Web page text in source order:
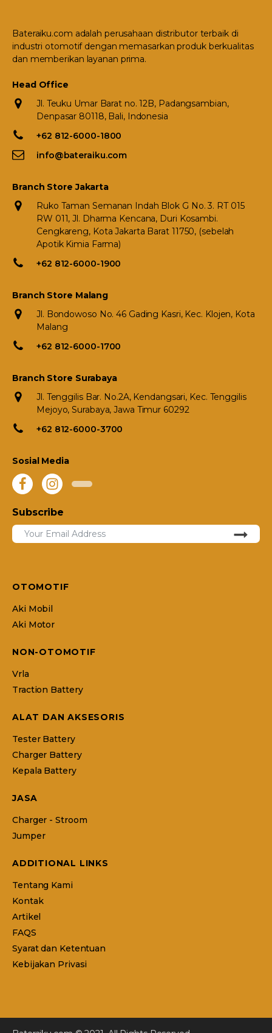
Bateraiku.com adalah perusahaan distributor terbaik di
industri otomotif dengan memasarkan produk berkualitas
dan memberikan layanan prima.
Head Office
Jl. Teuku Umar Barat no. 12B, Padangsambian,
Denpasar 80118, Bali, Indonesia
+62 812-6000-1800
info@bateraiku.com
Branch Store Jakarta
Ruko Taman Semanan Indah Blok G No. 3. RT 015
RW 011, Jl. Dharma Kencana, Duri Kosambi.
Cengkareng, Kota Jakarta Barat 11750, (sebelah
Apotik Kimia Farma)
+62 812-6000-1900
Branch Store Malang
Jl. Bondowoso No. 46 Gading Kasri, Kec. Klojen, Kota
Malang
+62 812-6000-1700
Branch Store Surabaya
Jl. Tenggilis Bar. No.2A, Kendangsari, Kec. Tenggilis
Mejoyo, Surabaya, Jawa Timur 60292
+62 812-6000-3700
Sosial Media
Subscribe
OTOMOTIF
Aki Mobil
Aki Motor
NON-OTOMOTIF
Vrla
Traction Battery
ALAT DAN AKSESORIS
Tester Battery
Charger Battery
Kepala Battery
JASA
Charger - Stroom
Jumper
ADDITIONAL LINKS
Tentang Kami
Kontak
Artikel
FAQS
Syarat dan Ketentuan
Kebijakan Privasi